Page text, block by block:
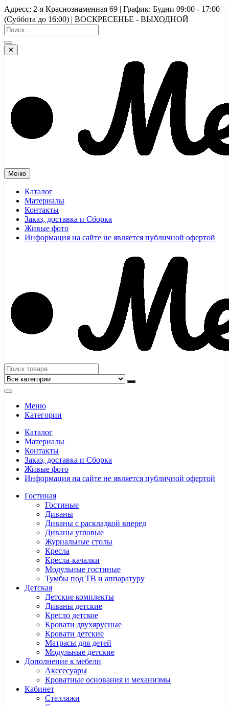
Перейти
к
содержимому
Адресс: 2-я Краснознаменная 69 | График: Будни 09:00 - 17:00
(Суббота до 16:00) | ВОСКРЕСЕНЬЕ - ВЫХОДНОЙ
✕
Меню
Каталог
Материалы
Контакты
Заказ, доставка и Сборка
Живые фото
Информация на сайте не является публичной офертой
Меню
Категории
Каталог
Материалы
Контакты
Заказ, доставка и Сборка
Живые фото
Информация на сайте не является публичной офертой
Гостиная
Гостиные
Диваны
Диваны с раскладкой вперед
Диваны угловые
Журнальные столы
Кресла
Кресла-качалки
Модульные гостиные
Тумбы под ТВ и аппаратуру
Детская
Детские комплекты
Диваны детские
Кресло детское
Кровати двухярусные
Кровати детские
Матрасы для детей
Модульные детские
Дополнение к мебели
Акссесуары
Кроватные основания и механизмы
Кабинет
Cтеллажи